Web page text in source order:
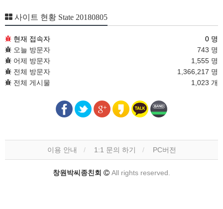
사이트 현황 State 20180805
현재 접속자
0 명
오늘 방문자
743 명
어제 방문자
1,555 명
전체 방문자
1,366,217 명
전체 게시물
1,023 개
이용 안내 1:1 문의 하기 PC버전
창원박씨종친회 All rights reserved.